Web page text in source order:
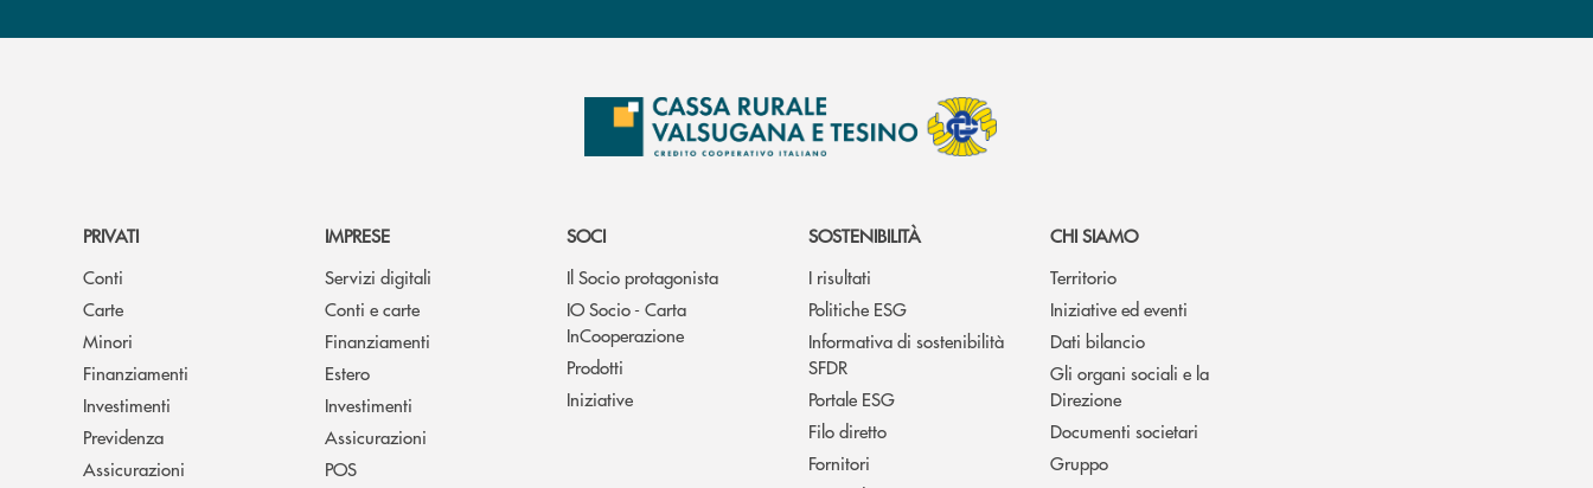
PRIVATI
Conti
Carte
Minori
Finanziamenti
Investimenti
Previdenza
Assicurazioni
IMPRESE
Servizi digitali
Conti e carte
Finanziamenti
Estero
Investimenti
Assicurazioni
POS
SOCI
Il Socio protagonista
IO Socio - Carta
InCooperazione
Prodotti
Iniziative
SOSTENIBILITÀ
I risultati
Politiche ESG
Informativa di sostenibilità
SFDR
Portale ESG
Filo diretto
Fornitori
CHI SIAMO
Territorio
Iniziative ed eventi
Dati bilancio
Gli organi sociali e la
Direzione
Documenti societari
Gruppo